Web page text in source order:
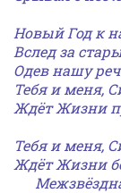
Новый Год к
Вслед за
Одев нашу
Тебя и меня,
Ждёт Жизни
Тебя и меня,
Ждёт Жизни